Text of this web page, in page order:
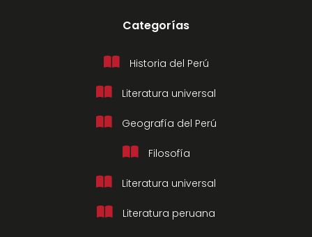
Categorías
Historia del Perú
Literatura universal
Geografía del Perú
Filosofía
Literatura universal
Literatura peruana